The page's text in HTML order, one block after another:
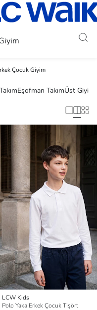
Çocuk Giyim
TakımEşofman TakımÜst Giyim
LCW Kids
Polo Yaka Erkek Çocuk Tişört